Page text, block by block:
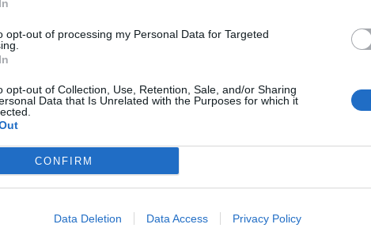
opt-out of processing my Personal Data for Targeted
opt-out of Collection, Use, Retention, Sale, and/or Sharing
Data that Is Unrelated with the Purposes for which it
CONFIRM
Data Deletion Data Access Privacy Policy
Il Rayo Vallecano spinge per Zamorano Francia, il
A gennaio